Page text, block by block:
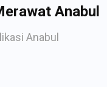
Anabul
Anabul